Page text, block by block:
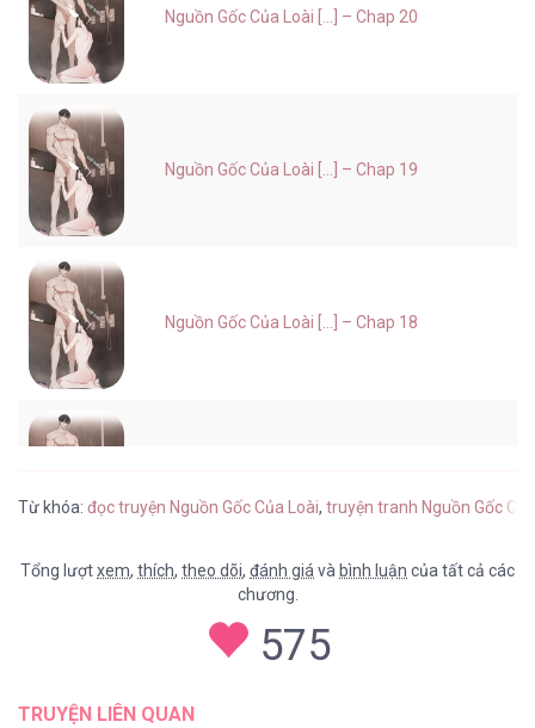
Nguồn Gốc Của Loài [...] – Chap 20
Nguồn Gốc Của Loài [...] – Chap 19
Nguồn Gốc Của Loài [...] – Chap 18
Nguồn Gốc Của Loài [...] – Chap 14
Từ khóa: đọc truyện Nguồn Gốc Của Loài, truyện tranh Nguồn Gốc
Tổng lượtxem, thích, theo dõi, đánh giá và bình luận của tất cả các
chương.
575
TRUYỆN LIÊN QUAN